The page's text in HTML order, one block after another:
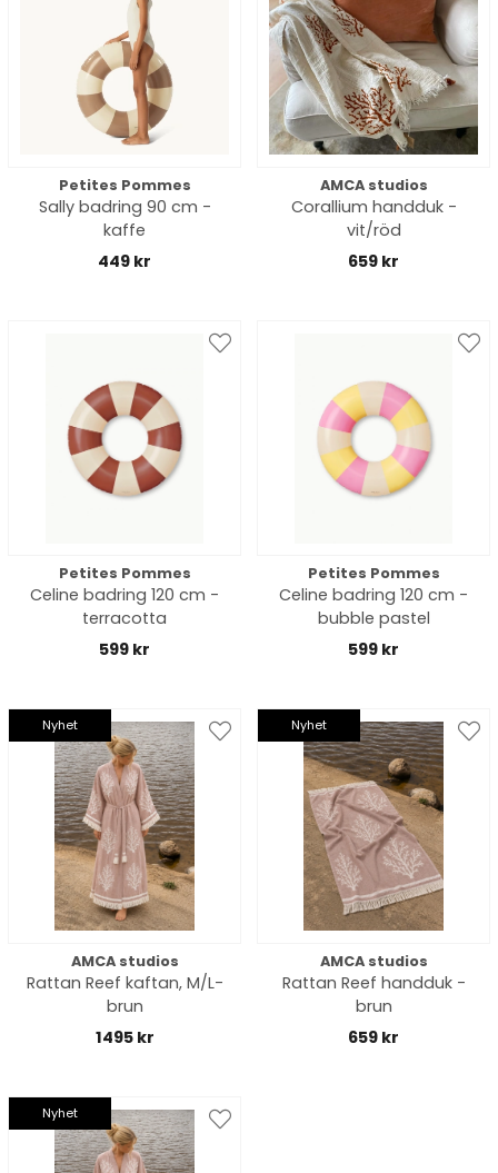
Petites Pommes
Sally badring 90 cm -
kaffe
449 kr
AMCA studios
Corallium handduk -
vit/röd
659 kr
Petites Pommes
Celine badring 120 cm -
terracotta
599 kr
Petites Pommes
Celine badring 120 cm -
bubble pastel
599 kr
Nyhet
AMCA studios
Rattan Reef kaftan, M/L-
brun
1495 kr
Nyhet
AMCA studios
Rattan Reef handduk -
brun
659 kr
Nyhet